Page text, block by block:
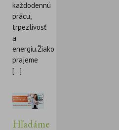
každodennú
prácu,
trpezlivosť
a
energiu.Žiakom
prajeme
[...]
Hľadáme